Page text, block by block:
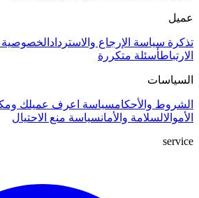
عميل
تذكرة سياسة الإرجاع والاسترداد
الارتباطأسئلة متكررة
السياسات
الشروط والأحكامسياسة اعرف عميلك
الأموالالسلامة والأمانسياسة منع الاحتيال
service